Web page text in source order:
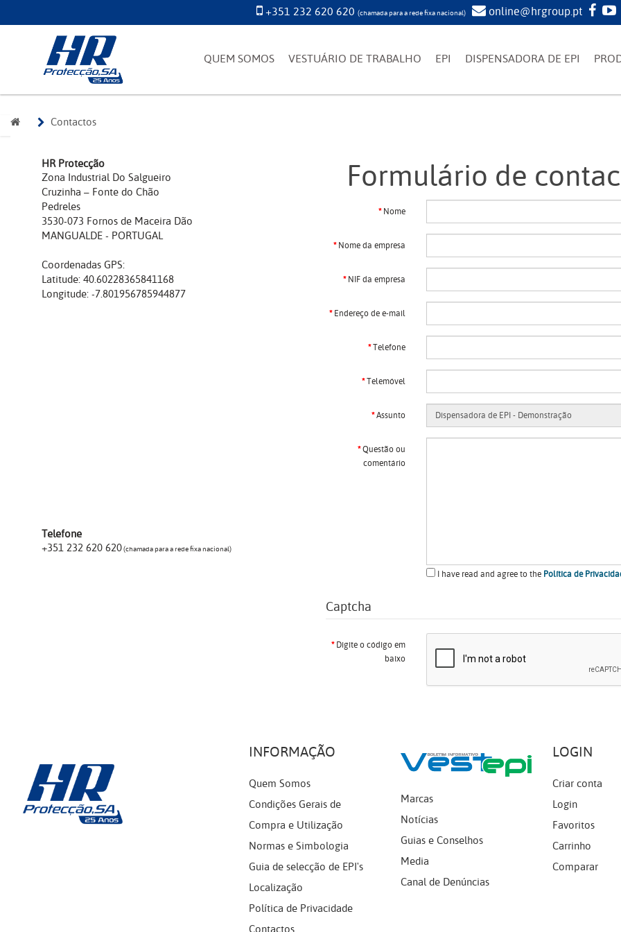
+351 232 620 620 (chamada para a rede fixa nacional) online@hrgroup.pt
QUEM SOMOS VESTUÁRIO DE TRABALHO EPI DISPENSADORA DE EPI
Contactos
HR Protecção
Zona Industrial Do Salgueiro
Cruzinha – Fonte do Chão
Pedreles
3530-073 Fornos de Maceira Dão
MANGUALDE - PORTUGAL
Coordenadas GPS:
Latitude: 40.60228365841168
Longitude: -7.801956785944877
Telefone
+351 232 620 620(chamada para a rede fixa nacional)
Formulário de
Nome
Nome da empresa
NIF da empresa
Endereço de e-mail
Telefone
Telemóvel
Assunto
Questão ou
comentário
I have read and agree to the Política de
Captcha
Digite o código em
baixo
INFORMAÇÃO
Quem Somos
Condições Gerais de
Compra e Utilização
Normas e Simbologia
Guia de selecção de EPI's
Localização
Política de Privacidade
Marcas
Notícias
Guias e Conselhos
Media
Canal de Denúncias
LOGIN
Criar conta
Login
Favoritos
Carrinho
Comparar